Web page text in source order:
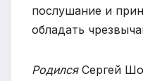
послушание и
обладать
РодилсяСергей